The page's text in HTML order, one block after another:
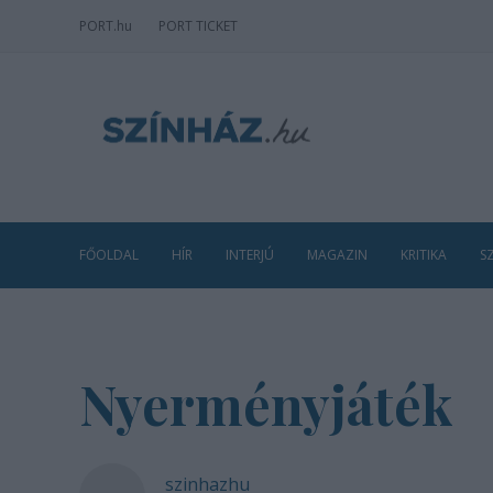
PORT.hu PORT TICKET
FŐOLDAL HÍR INTERJÚ MAGAZIN KRITIKA
Nyerményjáték
szinhazhu